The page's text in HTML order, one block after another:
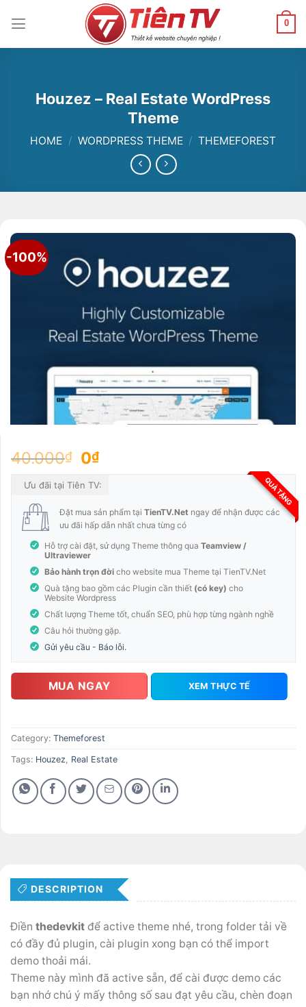
đến
0
Houzez – Real Estate WordPress
Theme
HOME / WORDPRESS THEME / THEMEFOREST
-100%
40.000₫ Original
was:
40.000₫.
0₫Current
is:
0₫. QUÀ TẶNG
Ưu đãi tại Tiên TV:
Đặt mua sản phẩm tại TienTV.Net ngay để nhận được các
ưu đãi hấp dẫn nhất chưa từng có
Hỗ trợ cài đặt, sử dụng Theme thông qua Teamview /
Ultraviewer
Bảo hành trọn đời cho website mua Theme tại TienTV.Net
Quà tặng bao gồm các Plugin cần thiết (có key) cho
Website Wordpress
Chất lượng Theme tốt, chuẩn SEO, phù hợp từng ngành nghề
Câu hỏi thường gặp.
Gửi yêu cầu - Báo lỗi.
MUA NGAY XEM THỰC TẾ
Category: Themeforest
Tags: Houzez Real Estate
DESCRIPTION
Điền thedevkit để active theme nhé, trong folder tải về
có đầy đủ plugin, cài plugin xong bạn có thể import
demo thoải mái.
Theme này mình đã active sẵn, để cài được demo các
bạn nhớ chú ý mấy thông số sau đạt yêu cầu, chèn đoạn